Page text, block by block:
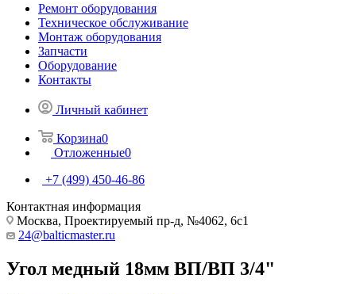
Ремонт оборудования
Техническое обслуживание
Монтаж оборудования
Запчасти
Оборудование
Контакты
Личный кабинет
Корзина0
Отложенные0
+7 (499) 450-46-86
Контактная информация
Москва, Проектируемый пр-д, №4062, 6с1
24@balticmaster.ru
Угол медный 18мм ВП/ВП 3/4"